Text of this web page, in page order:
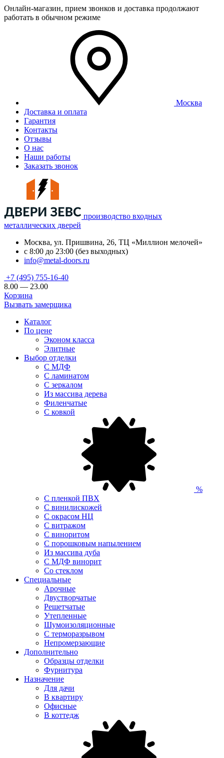
Онлайн-магазин, прием звонков и доставка продолжают
работать в обычном режиме
Москва
Доставка и оплата
Гарантия
Контакты
Отзывы
О нас
Наши работы
Заказать звонок
производство входных
металлических дверей
Москва, ул. Пришвина, 26, ТЦ «Миллион мелочей»
с 8:00 до 23:00 (без выходных)
info@metal-doors.ru
+7 (495) 755-16-40
8.00 — 23.00
Корзина
Вызвать замерщика
Каталог
По цене
Эконом класса
Элитные
Выбор отделки
С МДФ
С ламинатом
С зеркалом
Из массива дерева
Филенчатые
С ковкой
%
С пленкой ПВХ
С винилискожей
С окрасом НЦ
С витражом
С виноритом
С порошковым напылением
Из массива дуба
С МДФ винорит
Со стеклом
Специальные
Арочные
Двустворчатые
Решетчатые
Утепленные
Шумоизоляционные
С терморазрывом
Непромерзающие
Дополнительно
Образцы отделки
Фурнитура
Назначение
Для дачи
В квартиру
Офисные
В коттедж